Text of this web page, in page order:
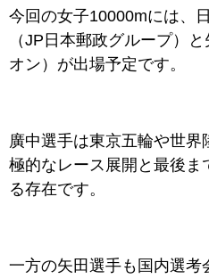
今回の女子10000mには、
（JP日本郵政グループ）
オン）が出場予定です。
廣中選手は東京五輪や世
極的なレース展開と最後ま
る存在です。
一方の矢田選手も国内選考